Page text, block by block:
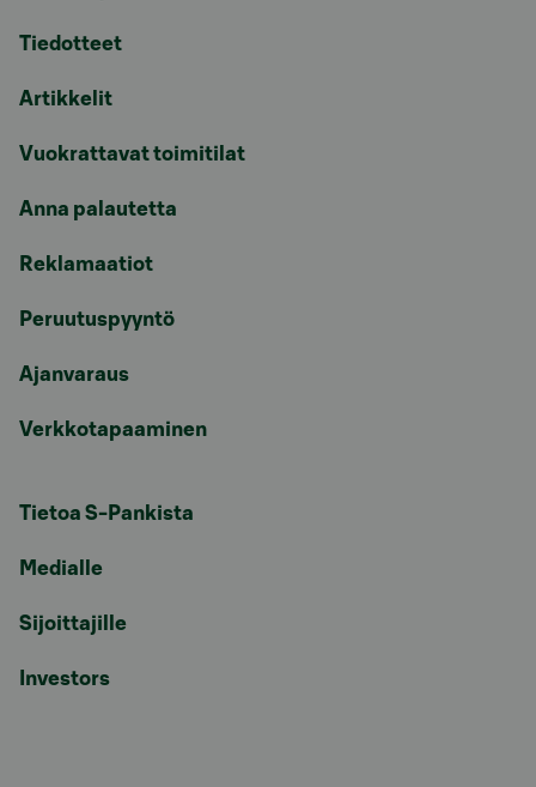
Tiedotteet
Artikkelit
Vuokrattavat toimitilat
Anna palautetta
Reklamaatiot
Peruutuspyyntö
Ajanvaraus
Verkkotapaaminen
Tietoa S-Pankista
Medialle
Sijoittajille
Investors